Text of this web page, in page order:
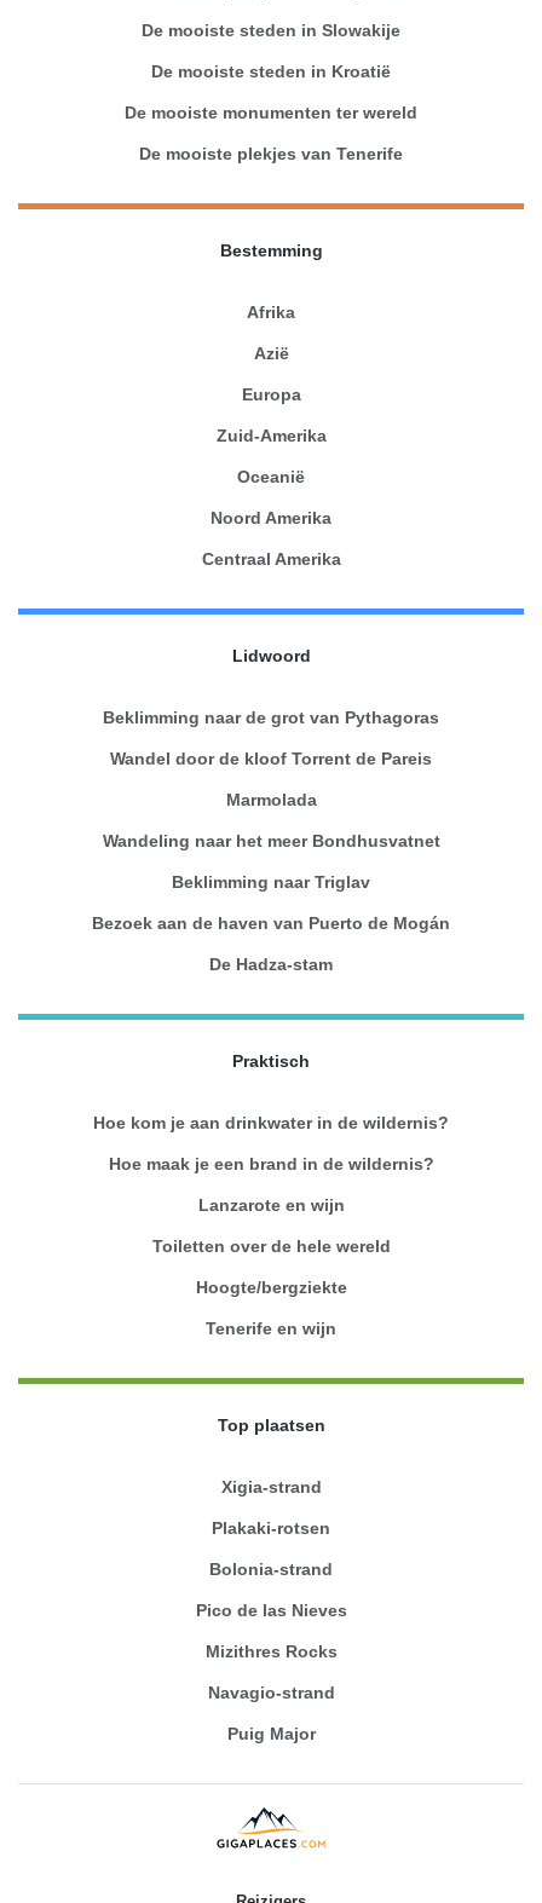
De mooiste steden in Slowakije
De mooiste steden in Kroatië
De mooiste monumenten ter wereld
De mooiste plekjes van Tenerife
Bestemming
Afrika
Azië
Europa
Zuid-Amerika
Oceanië
Noord Amerika
Centraal Amerika
Lidwoord
Beklimming naar de grot van Pythagoras
Wandel door de kloof Torrent de Pareis
Marmolada
Wandeling naar het meer Bondhusvatnet
Beklimming naar Triglav
Bezoek aan de haven van Puerto de Mogán
De Hadza-stam
Praktisch
Hoe kom je aan drinkwater in de wildernis?
Hoe maak je een brand in de wildernis?
Lanzarote en wijn
Toiletten over de hele wereld
Hoogte/bergziekte
Tenerife en wijn
Top plaatsen
Xigia-strand
Plakaki-rotsen
Bolonia-strand
Pico de las Nieves
Mizithres Rocks
Navagio-strand
Puig Major